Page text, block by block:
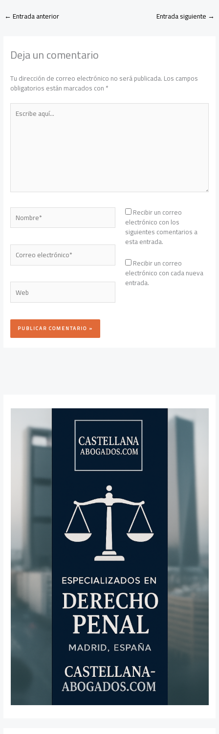
←Entrada anterior Entrada siguiente →
Deja un comentario
Tu dirección de correo electrónico no será publicada.Los campos
obligatorios están marcados con*
Escribe
aquí...
Nombre*
Correo
electrónico*
Web
Recibir un correo
electrónico con los
siguientes comentarios a
esta entrada.
Recibir un correo
electrónico con cada nueva
entrada.